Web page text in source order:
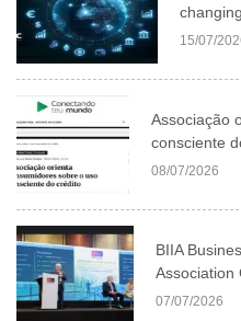
15/07/
Associação
consciente
08/07/2026
BIIA
Association
07/07/2026